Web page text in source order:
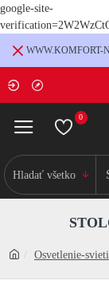
google-site-
0
Hladať všetko
Osvetlenie-